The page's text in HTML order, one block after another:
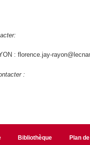
: florence.jay-
:
Bibliothèque Plan